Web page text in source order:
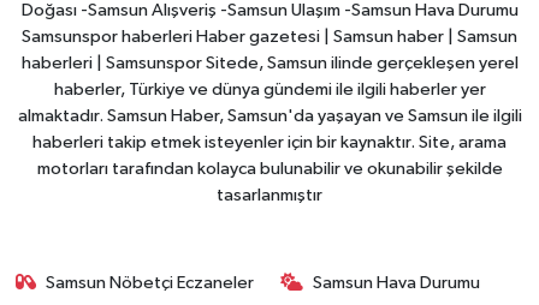
Doğası -Samsun Alışveriş -Samsun Ulaşım -Samsun Hava Durumu
Samsunspor haberleri Haber gazetesi | Samsun haber | Samsun
haberleri | Samsunspor Sitede, Samsun ilinde gerçekleşen yerel
haberler, Türkiye ve dünya gündemi ile ilgili haberler yer
almaktadır. Samsun Haber, Samsun'da yaşayan ve Samsun ile ilgili
haberleri takip etmek isteyenler için bir kaynaktır. Site, arama
motorları tarafından kolayca bulunabilir ve okunabilir şekilde
tasarlanmıştır
Samsun Nöbetçi Eczaneler Samsun Hava Durumu